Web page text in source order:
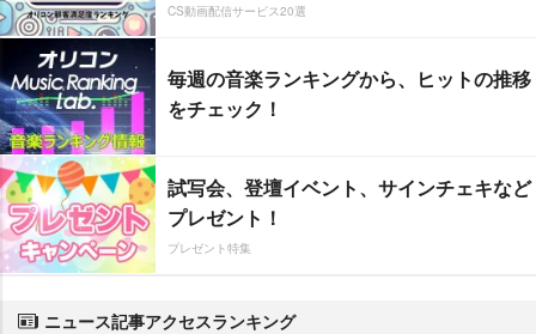
CS動画配信サービス20選
毎週の音楽ランキングから、ヒットの推移
をチェック！
試写会、登壇イベント、サインチェキなど
プレゼント！
プレゼント特集
ニュース記事アクセスランキング